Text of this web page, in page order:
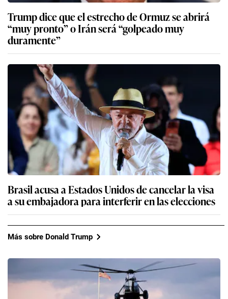
Trump dice que el estrecho de Ormuz se abrirá
“muy pronto” o Irán será “golpeado muy
duramente”
Brasil acusa a Estados Unidos de cancelar la visa
a su embajadora para interferir en las elecciones
Más sobre Donald Trump